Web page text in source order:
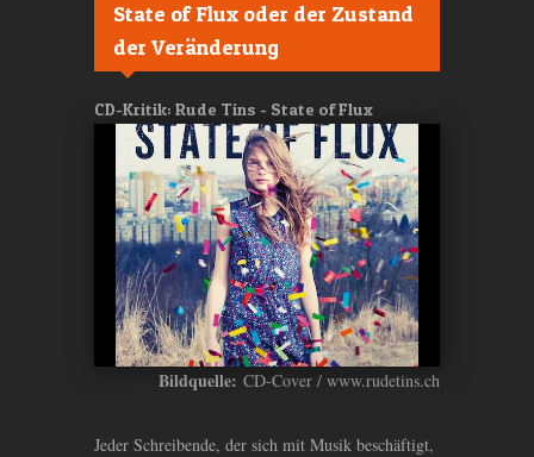
State of Flux oder der Zustand
der Veränderung
CD-Kritik: Rude Tins - State of Flux
Bildquelle: CD-Cover / www.rudetins.ch
Jeder Schreibende, der sich mit Musik beschäftigt,